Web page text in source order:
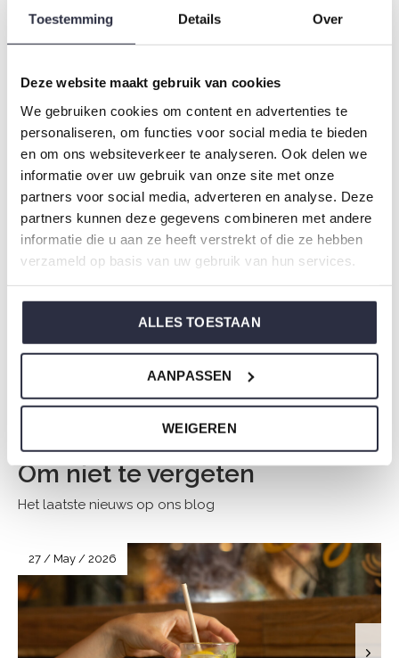
Toestemming Details Over
Deze website maakt gebruik van cookies
We gebruiken cookies om content en advertenties te
personaliseren, om functies voor social media te bieden
en om ons websiteverkeer te analyseren. Ook delen we
informatie over uw gebruik van onze site met onze
partners voor social media, adverteren en analyse. Deze
partners kunnen deze gegevens combineren met andere
informatie die u aan ze heeft verstrekt of die ze hebben
verzameld op basis van uw gebruik van hun services.
ALLES TOESTAAN
AANPASSEN
WEIGEREN
Opmerking
Om niet te vergeten
Het laatste nieuws op ons blog
27 / May / 2026